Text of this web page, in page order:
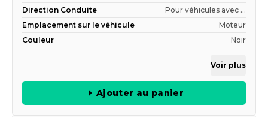
Direction Conduite
Pour véhicules avec ...
Emplacement sur le véhicule
Moteur
Couleur
Noir
Voir plus
Ajouter au panier